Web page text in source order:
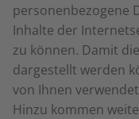
personenbezogene
Inhalte der
zu können. Damit
dargestellt werden
von Ihnen
Hinzu kommen